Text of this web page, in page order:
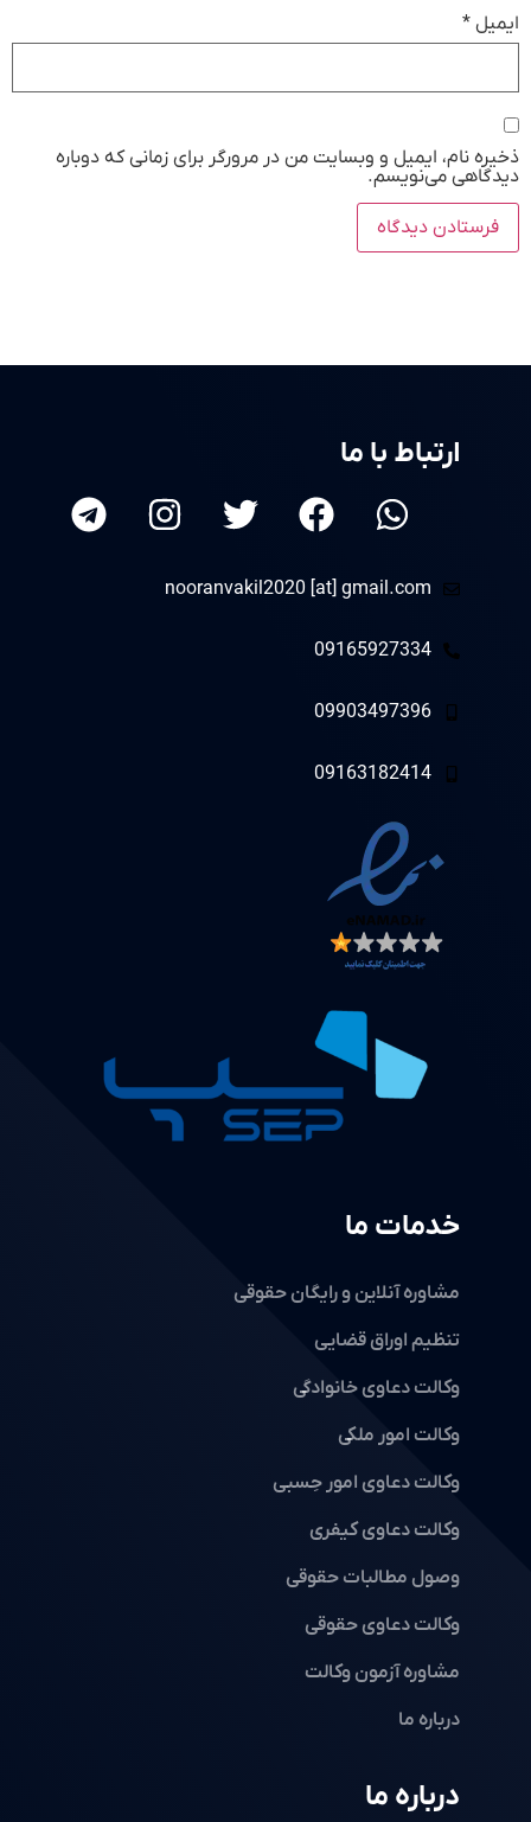
ایمیل *
ذخیره نام، ایمیل و وبسایت من در مرورگر برای زمانی که دوباره
دیدگاهی می‌نویسم.
درباره ما
خدمات ما
مشاوره آنلاین و رایگان حقوقی
تنظیم اوراق قضایی
وکالت دعاوی خانوادگی
وکالت امور ملکی
وکالت دعاوی امور حِسبی
وکالت دعاوی کیفری
وصول مطالبات حقوقی
وکالت دعاوی حقوقی
مشاوره آزمون وکالت
درباره ما
ارتباط با ما
nooranvakil2020 [at] gmail.com
09165927334
09903497396
09163182414